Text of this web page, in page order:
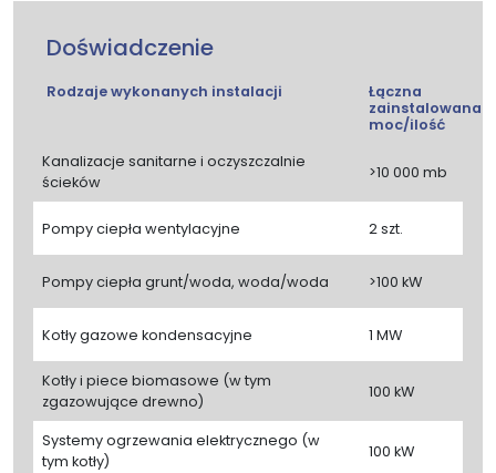
Doświadczenie
Rodzaje wykonanych instalacji
Łączna
zainstalowana
moc/ilość
Kanalizacje sanitarne i oczyszczalnie
ścieków
>10 000 mb
Pompy ciepła wentylacyjne 2 szt.
Pompy ciepła grunt/woda, woda/woda >100 kW
Kotły gazowe kondensacyjne 1 MW
Kotły i piece biomasowe (w tym
zgazowujące drewno)
100 kW
Systemy ogrzewania elektrycznego (w
tym kotły)
100 kW